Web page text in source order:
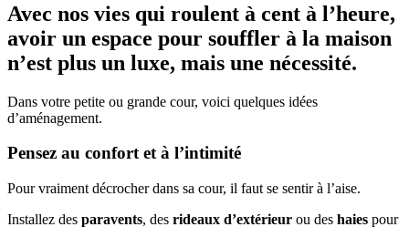
Avec nos vies qui roulent à cent à l’heure,
avoir un espace pour souffler à la maison
n’est plus un luxe, mais une nécessité.
Dans votre petite ou grande cour, voici quelques idées
d’aménagement.
Pensez au confort et à l’intimité
Pour vraiment décrocher dans sa cour, il faut se sentir à l’aise.
Installez des paravents, des rideaux d’extérieur ou des haies pour